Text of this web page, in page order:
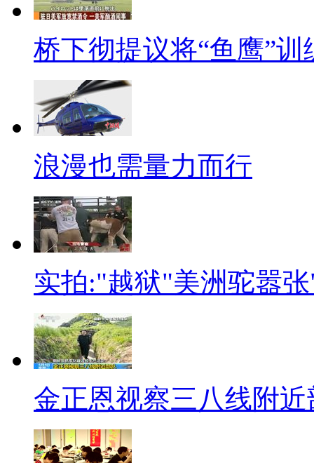
车“上下班”，其住所位于福田
越来越多的事实证明，乞讨
户，他们以各种伎俩造假，博
从根本上消除乞讨现象，除了
施和机制，让真正的弱势群体
【标题】小小企业家 大大生
【口播】都说人小鬼大，现
家近年来就涌现出一批少年企
生意头脑却带来了可观的收入。
【正文】美国加利福尼亚州
晓。9岁时，他花费了一个夏
个名为“凯恩拱廊”的游戏场
的小朋友来玩。他希望能用门
些钱的儿童。
英国10岁男童哈利•乔迪安创
桥下彻提议将“鱼鹰”
浪漫也需量力而行
实拍:"越狱"美洲驼嚣
金正恩视察三八线附